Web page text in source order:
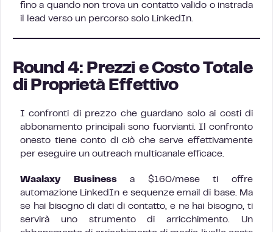
fino a quando non trova un contatto valido o instrada
il lead verso un percorso solo LinkedIn.
Round 4: Prezzi e Costo Totale
di Proprietà Effettivo
I confronti di prezzo che guardano solo ai costi di
abbonamento principali sono fuorvianti. Il confronto
onesto tiene conto di ciò che serve effettivamente
per eseguire un outreach multicanale efficace.
Waalaxy Businessa $160/mese ti offre
automazione LinkedIn e sequenze email di base. Ma
se hai bisogno di dati di contatto, e ne hai bisogno, ti
servirà uno strumento di arricchimento. Un